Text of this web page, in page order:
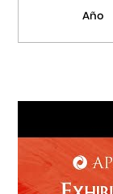
Centro
Teatro
Año